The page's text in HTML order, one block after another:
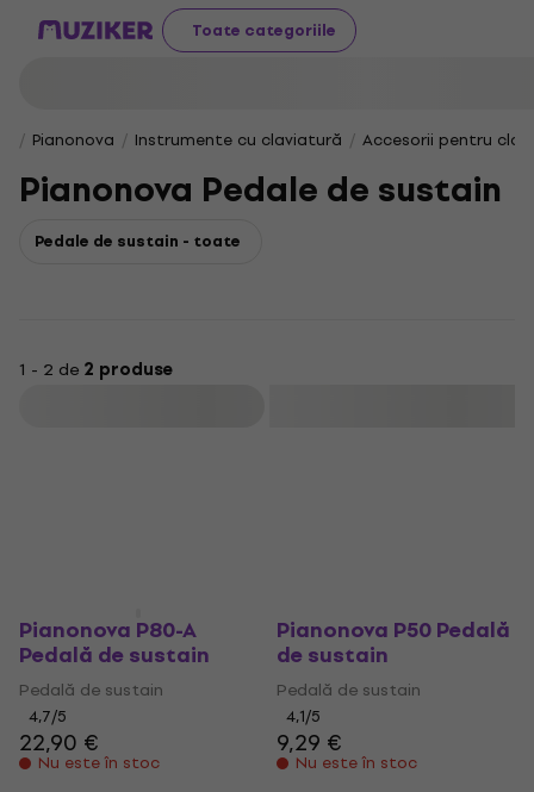
Toate categoriile
Pianonova Instrumente cu claviatură Accesorii pentru
Pianonova Pedale de sustain
Pedale de sustain - toate
1 - 2 de 2 produse
Pianonova P80-A
Pedală de sustain
Pedală de sustain
4,7/5
22,90 €
Nu este în stoc
Pianonova P50 Pedală
de sustain
Pedală de sustain
4,1/5
9,29 €
Nu este în stoc